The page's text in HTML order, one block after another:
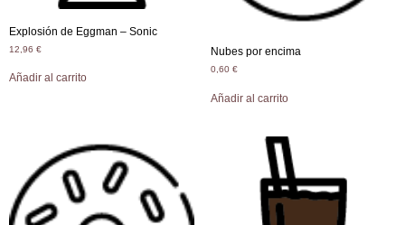
Explosión de Eggman – Sonic
12,96 €
Añadir al carrito
Nubes por encima
0,60 €
Añadir al carrito